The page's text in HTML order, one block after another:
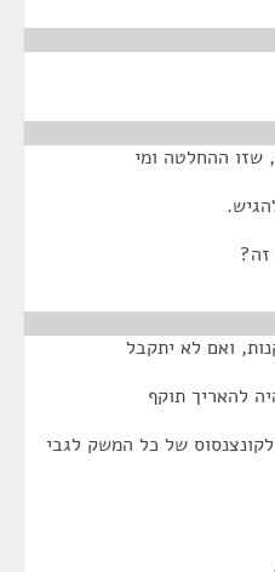
שזו ההחלטה ומי
להאריך תוקף
של כל המשק לגבי